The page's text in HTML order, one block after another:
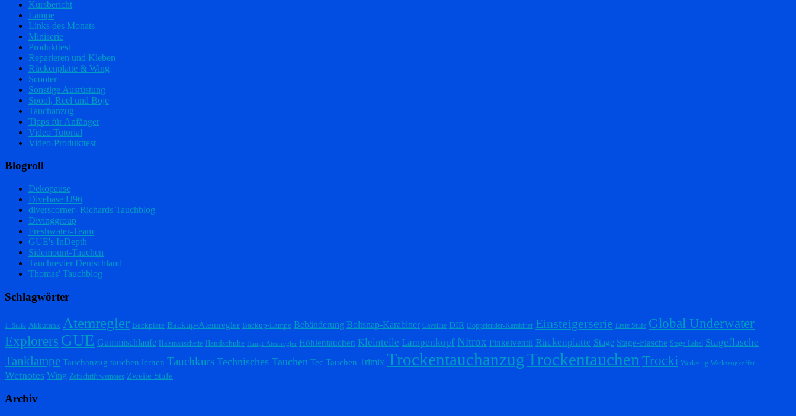
Kursbericht
Lampe
Links des Monats
Miniserie
Produkttest
Reparieren und Kleben
Rückenplatte & Wing
Scooter
Sonstige Ausrüstung
Spool, Reel und Boje
Tauchanzug
Tipps für Anfänger
Video Tutorial
Video-Produkttest
Blogroll
Dekopause
Divebase U96
diverscorner- Richards Tauchblog
Divinggroup
Freshwater-Team
GUE's InDepth
Sidemount-Tauchen
Tauchrevier Deutschland
Thomas' Tauchblog
Schlagwörter
1. Stufe Akkutank Atemregler Backplate Backup-Atemregler Backup-Lampe Bebänderung Boltsnap-Karabiner Caveline DIR Doppelender-Karabiner Einsteigerserie Erste Stufe Global Underwater
Explorers GUE Gummischlaufe Halsmanschette Handschuhe Haupt-Atemregler Höhlentauchen Kleinteile Lampenkopf Nitrox Pinkelventil Rückenplatte Stage Stage-Flasche Stage-Label Stageflasche
Tanklampe Tauchanzug tauchen lernen Tauchkurs Technisches Tauchen Tec Tauchen Trimix TrockentauchanzugTrockentauchen Trocki Werkzeug Werkzeugkoffer
Wetnotes Wing Zeitschrift wetnotes Zweite Stufe
Archiv